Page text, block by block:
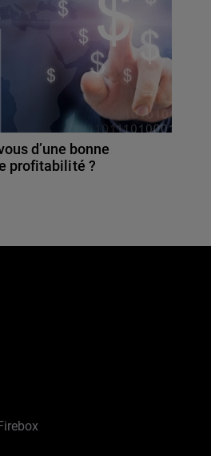
d’une bonne
profitabilité ?